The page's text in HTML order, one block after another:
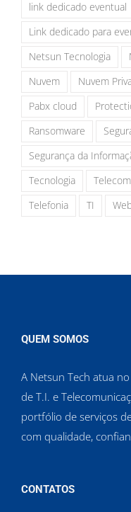
link dedicado eventual
Link dedicado para
Netsun Tecnologia
Nuvem
Nuvem
Pabx cloud
Ransomware
Segurança da
Tecnologia
Telecom
Telefonia
TI
QUEM SOMOS
A Netsun Tech atua
de T.I. e
portfólio de serviços
com qualidade,
CONTATOS